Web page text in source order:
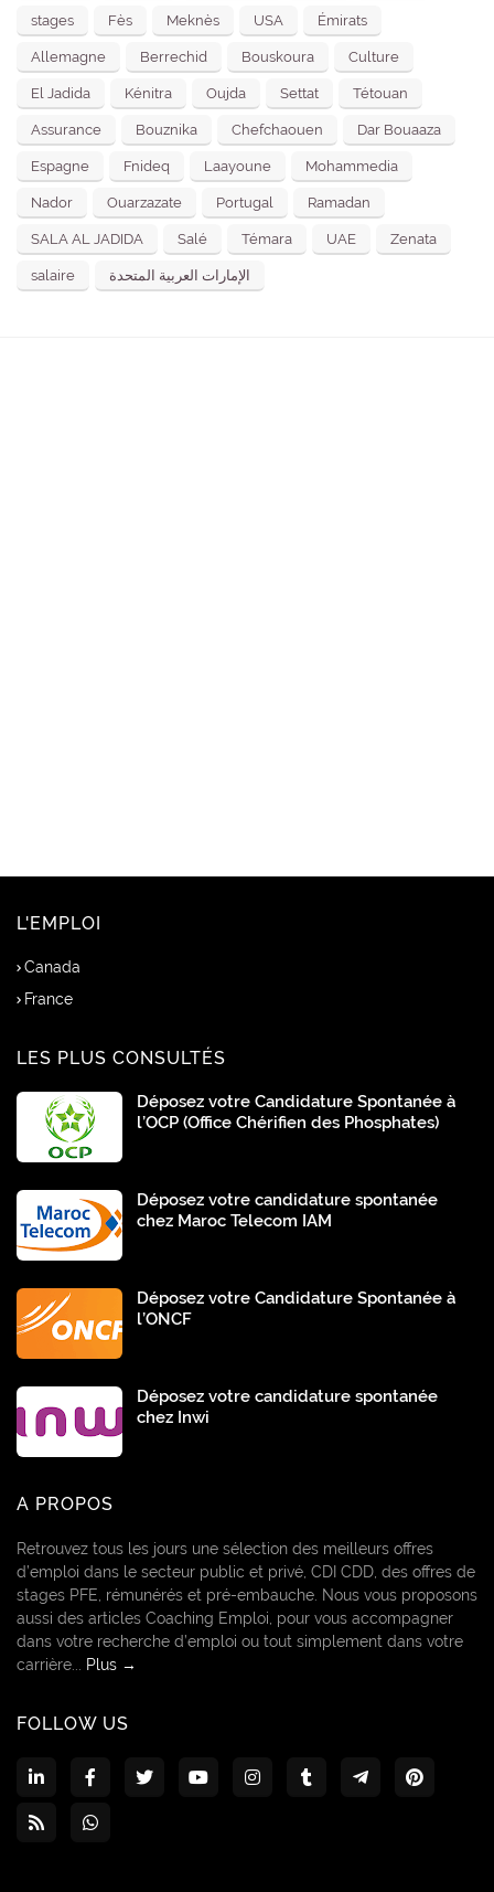
stages Fès Meknès USA Émirats
Allemagne Berrechid Bouskoura Culture
El Jadida Kénitra Oujda Settat Tétouan
Assurance Bouznika Chefchaouen Dar Bouaaza
Espagne Fnideq Laayoune Mohammedia
Nador Ouarzazate Portugal Ramadan
SALA AL JADIDA Salé Témara UAE Zenata
salaire الإمارات العربية المتحدة
L'EMPLOI
Canada
France
LES PLUS CONSULTÉS
Déposez votre Candidature Spontanée à
l’OCP (Office Chérifien des Phosphates)
Déposez votre candidature spontanée
chez Maroc Telecom IAM
Déposez votre Candidature Spontanée à
l’ONCF
Déposez votre candidature spontanée
chez Inwi
A PROPOS
Retrouvez tous les jours une sélection des meilleurs offres
d’emploi dans le secteur public et privé, CDI CDD, des offres de
stages PFE, rémunérés et pré-embauche. Nous vous proposons
aussi des articles Coaching Emploi, pour vous accompagner
dans votre recherche d’emploi ou tout simplement dans votre
carrière...
Plus →
FOLLOW US